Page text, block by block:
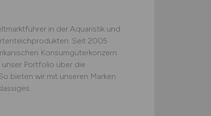
in der Aquaristik und
Seit 2005
Konsumgüterkonzern
Portfolio über die
bieten wir mit unseren Marken